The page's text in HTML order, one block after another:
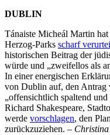
DUBLIN
Tánaiste Micheál Martin
Herzog-Parks scharf
historischen Beitrag der
würde und „zweifellos als
In einer energischen
von Dublin auf, den Antrag
„offensichtlich spaltend
Richard Shakespeare,
werde vorschlagen, den
zurückzuziehen. –